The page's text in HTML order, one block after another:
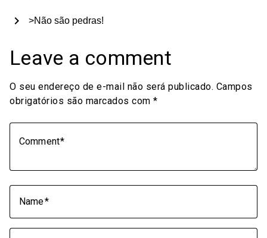
>Não são pedras!
chevron_right
Leave a comment
O seu endereço de e-mail não será publicado. Campos
obrigatórios são marcados com *
Comment
Name